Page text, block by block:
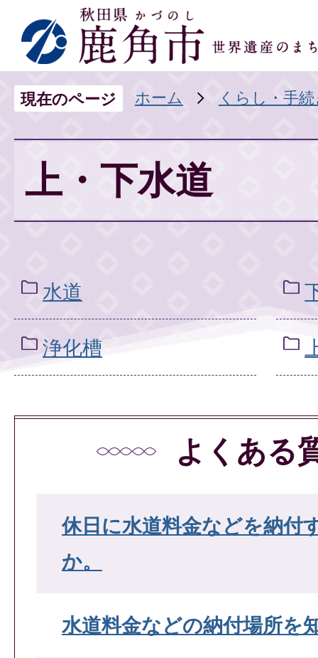
現在のページ ホーム くらし・手
上・下水道
水道
浄化槽
よくある
休日に水道料金などを納付
か。
水道料金などの納付場所を